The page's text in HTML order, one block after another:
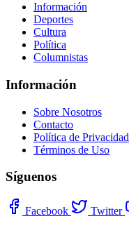
Información
Deportes
Cultura
Política
Columnistas
Información
Sobre Nosotros
Contacto
Política de Privacidad
Términos de Uso
Síguenos
Facebook Twitter